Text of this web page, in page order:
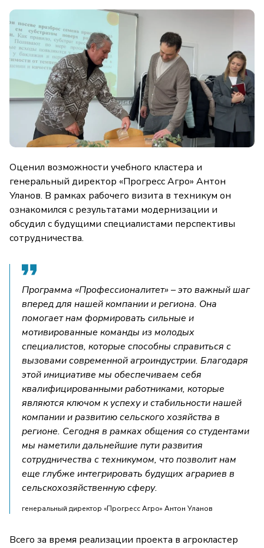
Оценил возможности учебного кластера и
генеральный директор «Прогресс Агро» Антон
Уланов. В рамках рабочего визита в техникум он
ознакомился с результатами модернизации и
обсудил с будущими специалистами перспективы
сотрудничества.
Программа «Профессионалитет» – это важный шаг
вперед для нашей компании и региона. Она
помогает нам формировать сильные и
мотивированные команды из молодых
специалистов, которые способны справиться с
вызовами современной агроиндустрии. Благодаря
этой инициативе мы обеспечиваем себя
квалифицированными работниками, которые
являются ключом к успеху и стабильности нашей
компании и развитию сельского хозяйства в
регионе. Сегодня в рамках общения со студентами
мы наметили дальнейшие пути развития
сотрудничества с техникумом, что позволит нам
еще глубже интегрировать будущих аграриев в
сельскохозяйственную сферу.
генеральный директор «Прогресс Агро» Антон Уланов
Всего за время реализации проекта в агрокластер